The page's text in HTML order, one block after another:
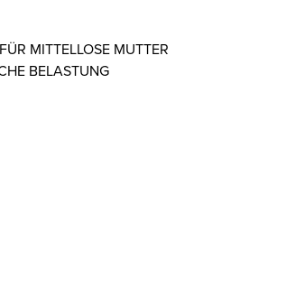
MITTELLOSE MUTTER
BELASTUNG